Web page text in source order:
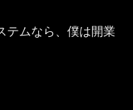
テムなら、僕は開業